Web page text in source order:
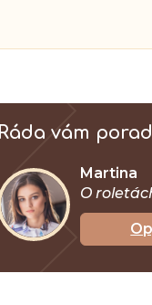
Ráda vám
Martina
O